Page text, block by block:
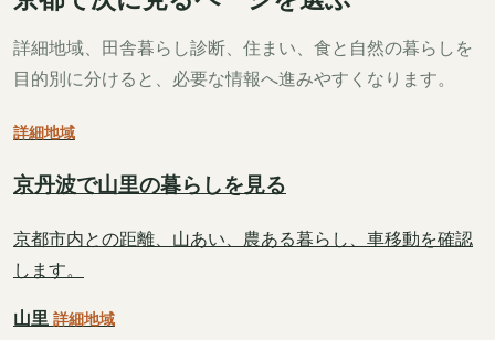
詳細地域、田舎暮らし診断、住まい、食と自然の暮らしを
目的別に分けると、必要な情報へ進みやすくなります。
詳細地域
京丹波で山里の暮らしを見る
京都市内との距離、山あい、農ある暮らし、車移動を確認
します。
山里 詳細地域